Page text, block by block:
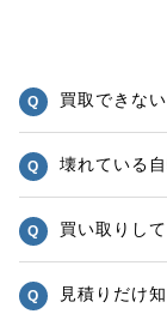
買取できな
壊れている
買い取りし
見積りだけ